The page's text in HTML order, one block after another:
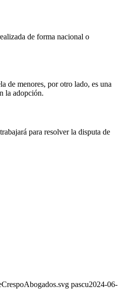
de forma nacional o
de menores, por otro lado, es una
la adopción.
para resolver la disputa de
pascu2024-06-